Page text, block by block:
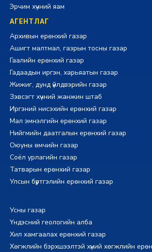
Эрчим хүчний яам
АГЕНТЛАГ
Архивын ерөнхий газар
Ашигт малтмал, газрын тосны газар
Гаалийн ерөнхий газар
Гадаадын иргэн, харьяатын газар
Жижиг, дунд үйлдвэрийн газар
Зэвсэгт хүчний жанжин штаб
Иргэний нисэхийн ерөнхий газар
Мал эмнэлгийн ерөнхий газар
Нийгмийн даатгалын ерөнхий газар
Оюуны өмчийн газар
Соёл урлагийн газар
Татварын ерөнхий газар
Улсын бүртгэлийн ерөнхий газар
Усны газар
Үндэсний геологийн алба
Хил хамгаалах ерөнхий газар
Хөгжлийн бэрхшээлтэй хүний хөгжлийн